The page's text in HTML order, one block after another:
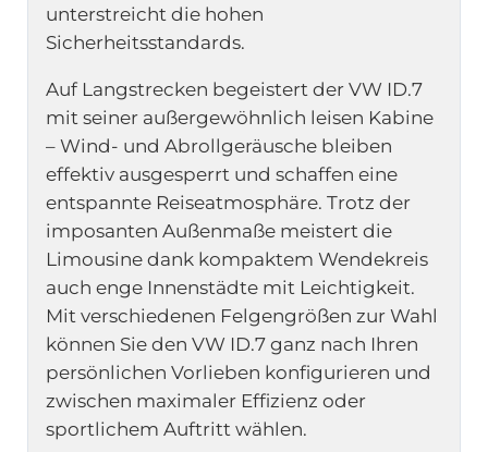
unterstreicht die hohen
Sicherheitsstandards.
Auf Langstrecken begeistert der VW ID.7
mit seiner außergewöhnlich leisen Kabine
– Wind- und Abrollgeräusche bleiben
effektiv ausgesperrt und schaffen eine
entspannte Reiseatmosphäre. Trotz der
imposanten Außenmaße meistert die
Limousine dank kompaktem Wendekreis
auch enge Innenstädte mit Leichtigkeit.
Mit verschiedenen Felgengrößen zur Wahl
können Sie den VW ID.7 ganz nach Ihren
persönlichen Vorlieben konfigurieren und
zwischen maximaler Effizienz oder
sportlichem Auftritt wählen.